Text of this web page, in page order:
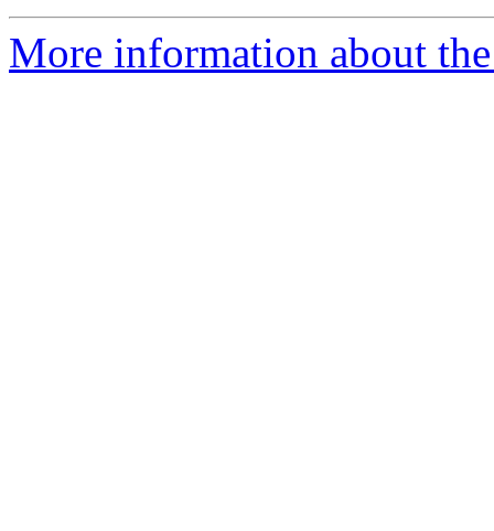
More information about